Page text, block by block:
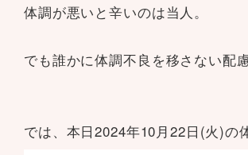
体調が悪いと辛いのは当人。
でも誰かに体調不良を移さない配
では、本日2024年10月22日(火)の